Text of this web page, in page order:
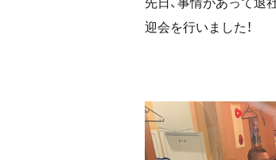
迎会を行いました！